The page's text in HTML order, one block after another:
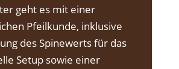
geht es mit einer
Pfeilkunde, inklusive
des Spinewerts für das
Setup sowie einer